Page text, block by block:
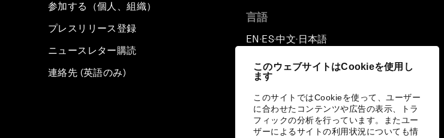
このウェブサイトはCookieを使用し
ます
このサイトではCookieを使って、ユーザー
に合わせたコンテンツや広告の表示、トラ
フィックの分析を行っています。またユー
ザーによるサイトの利用状況についても情
参加する（個人、組織）
プレスリリース登録
ニュースレター購読
連絡先 (英語のみ)
言語
EN ▪ES▪中文▪ 日本語